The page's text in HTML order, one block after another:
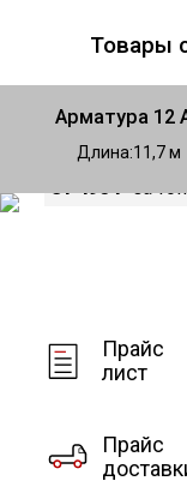
Товары
Арматура 12
Длина 11,7
Прайс
лист
Прайс